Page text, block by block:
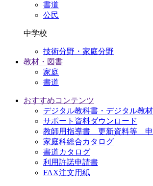
書道
公民
中学校
技術分野・家庭分野
教材・図書
家庭
書道
おすすめコンテンツ
デジタル教科書・デジタル教材
サポート資料ダウンロード
教師用指導書 更新資料等 申
家庭科総合カタログ
書道カタログ
利用許諾申請書
FAX注文用紙